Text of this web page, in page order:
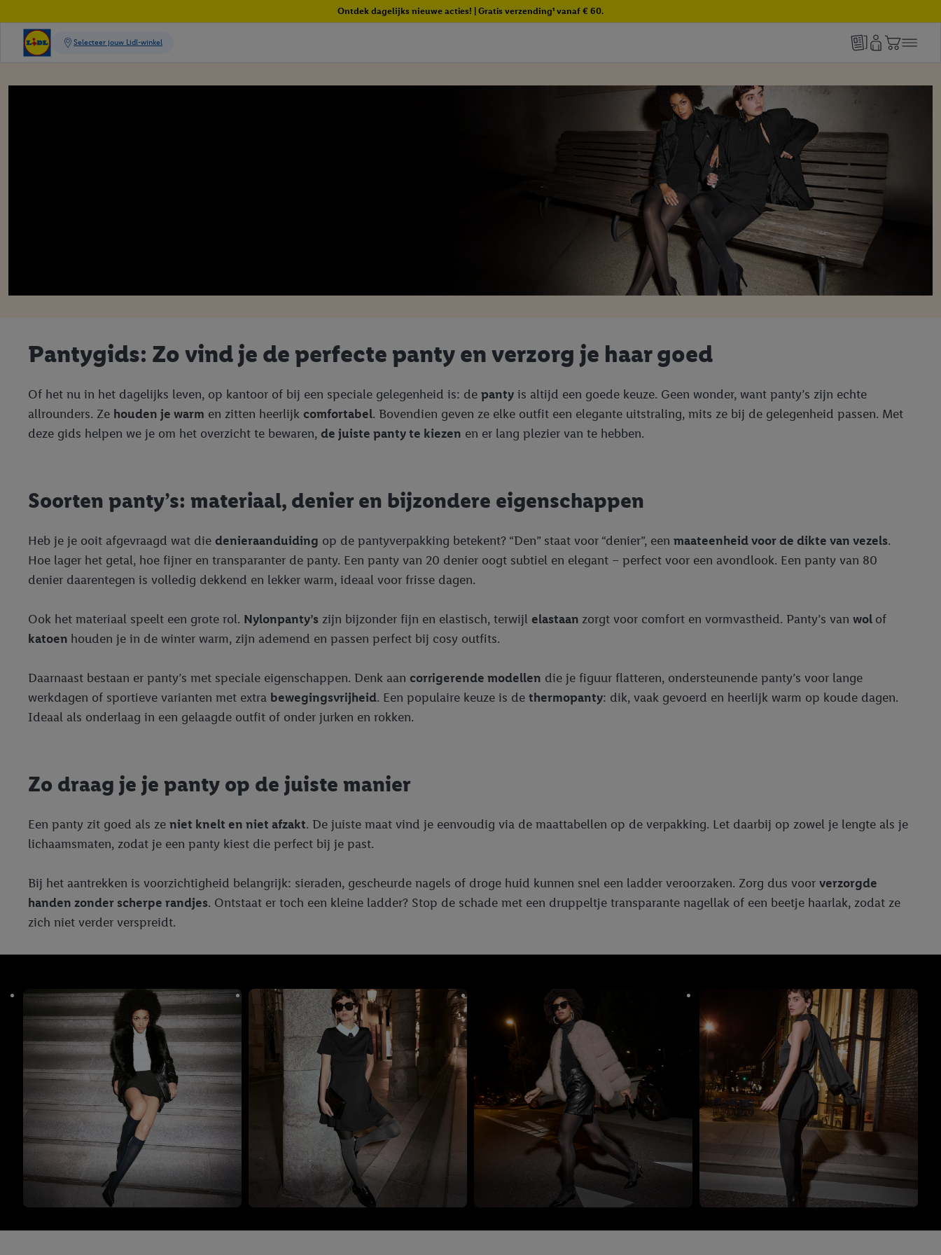
Ontdek dagelijks nieuwe acties! | Gratis verzending¹ vanaf € 60.
Pantygids: Zo vind je de perfecte panty en verzorg je haar goed
Of het nu in het dagelijks leven, op kantoor of bij een speciale gelegenheid is: de panty is altijd een goede keuze. Geen wonder, want panty’s zijn echte
allrounders. Ze houden je warm en zitten heerlijk comfortabel. Bovendien geven ze elke outfit een elegante uitstraling, mits ze bij de gelegenheid passen. Met
deze gids helpen we je om het overzicht te bewaren, de juiste panty te kiezen en er lang plezier van te hebben.
Soorten panty’s: materiaal, denier en bijzondere eigenschappen
Heb je je ooit afgevraagd wat die denieraanduiding op de pantyverpakking betekent? “Den” staat voor “denier”, een maateenheid voor de dikte van vezels.
Hoe lager het getal, hoe fijner en transparanter de panty. Een panty van 20 denier oogt subtiel en elegant – perfect voor een avondlook. Een panty van 80
denier daarentegen is volledig dekkend en lekker warm, ideaal voor frisse dagen.
Ook het materiaal speelt een grote rol. Nylonpanty’s zijn bijzonder fijn en elastisch, terwijl elastaan zorgt voor comfort en vormvastheid. Panty’s van wol of
katoen houden je in de winter warm, zijn ademend en passen perfect bij cosy outfits.
Daarnaast bestaan er panty’s met speciale eigenschappen. Denk aan corrigerende modellen die je figuur flatteren, ondersteunende panty’s voor lange
werkdagen of sportieve varianten met extra bewegingsvrijheid. Een populaire keuze is de thermopanty: dik, vaak gevoerd en heerlijk warm op koude dagen.
Ideaal als onderlaag in een gelaagde outfit of onder jurken en rokken.
Zo draag je je panty op de juiste manier
Een panty zit goed als ze niet knelt en niet afzakt. De juiste maat vind je eenvoudig via de maattabellen op de verpakking. Let daarbij op zowel je lengte als je
lichaamsmaten, zodat je een panty kiest die perfect bij je past.
Bij het aantrekken is voorzichtigheid belangrijk: sieraden, gescheurde nagels of droge huid kunnen snel een ladder veroorzaken. Zorg dus voor verzorgde
handen zonder scherpe randjes. Ontstaat er toch een kleine ladder? Stop de schade met een druppeltje transparante nagellak of een beetje haarlak, zodat ze
zich niet verder verspreidt.